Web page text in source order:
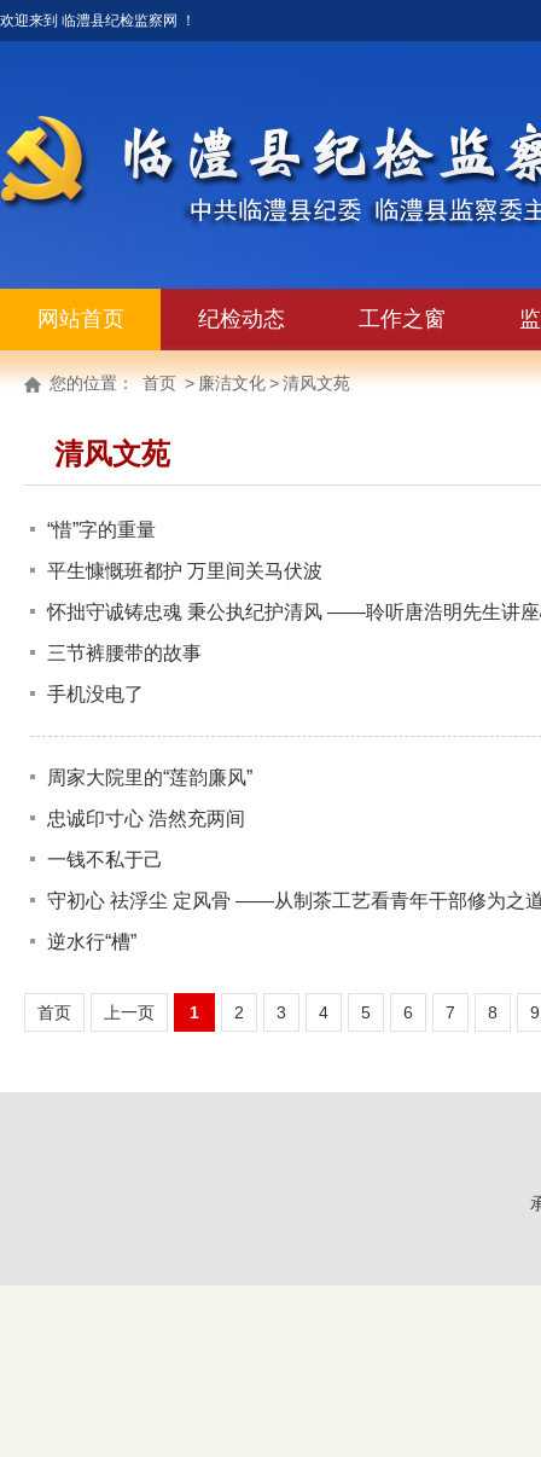
欢迎来到 临澧县纪检监察网 ！
网站首页 纪检动态 工作之窗
您的位置：首页>廉洁文化>清风文苑
清风文苑
“惜”字的重量
平生慷慨班都护 万里间关马伏波
怀拙守诚铸忠魂 秉公执纪护清风 ——聆听唐浩明先生讲
三节裤腰带的故事
手机没电了
周家大院里的“莲韵廉风”
忠诚印寸心 浩然充两间
一钱不私于己
守初心 祛浮尘 定风骨 ——从制茶工艺看青年干部修为之
逆水行“槽”
首页 上一页 1 2 3 4 5 6 7 8 9